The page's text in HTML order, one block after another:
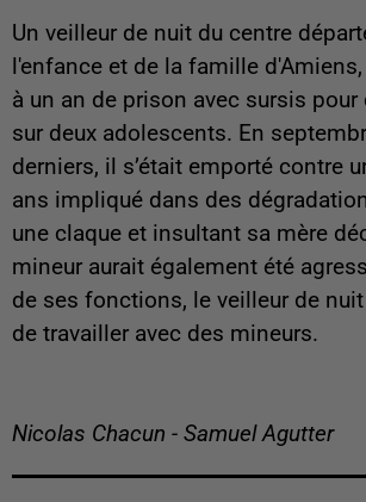
Un veilleur de nuit du centre
l'enfance et de la famille
à un an de prison avec sursis
sur deux adolescents. En
derniers, il s’était emporté contre
ans impliqué dans des
une claque et insultant sa mère
mineur aurait également été
de ses fonctions, le veilleur de
de travailler avec des mineurs.
Nicolas Chacun - Samuel Agutter